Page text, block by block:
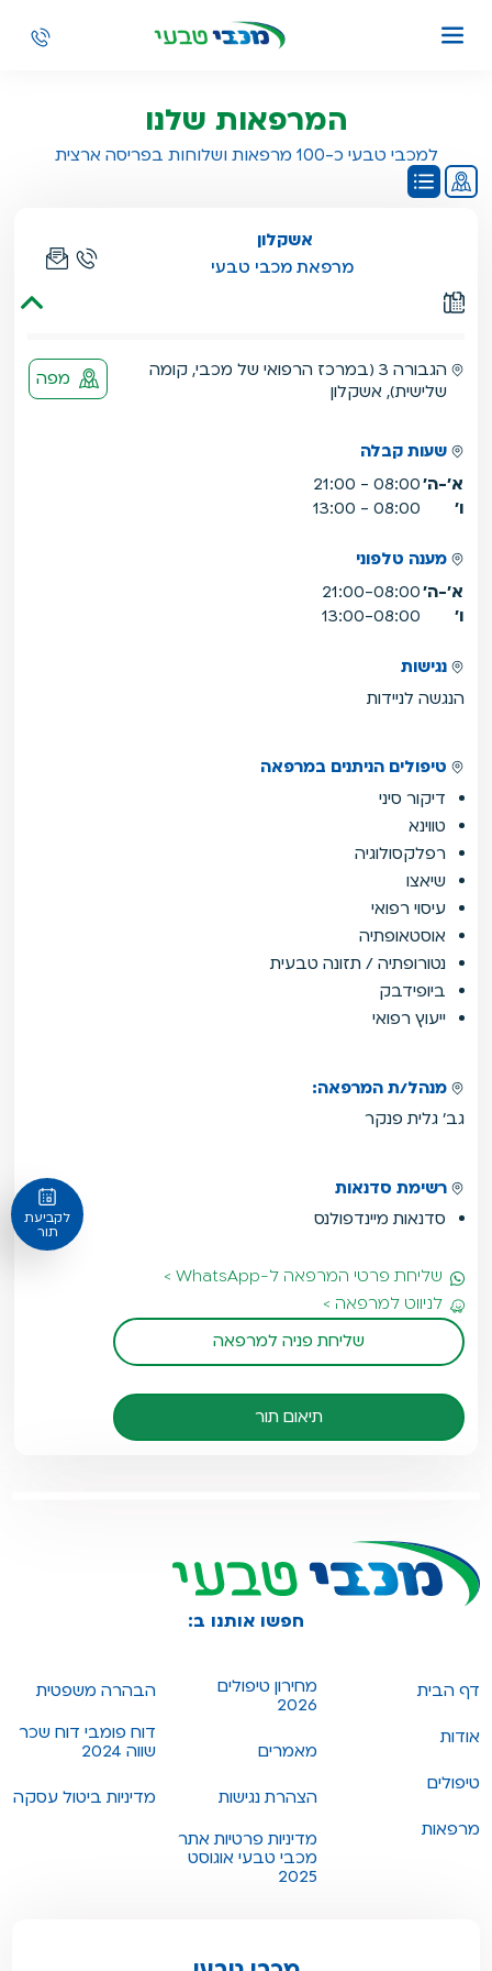
לקביעת
תור
המרפאות שלנו
למכבי טבעי כ-100 מרפאות ושלוחות בפריסה ארצית
אשקלון
מרפאת מכבי טבעי
הגבורה 3 (במרכז הרפואי של מכבי, קומה
שלישית), אשקלון
מפה
שעות קבלה
א'-ה'08:00 - 21:00
ו'
08:00 - 13:00
מענה טלפוני
א'-ה'21:00-08:00
ו'
13:00-08:00
נגישות
הנגשה לניידות
טיפולים הניתנים במרפאה
דיקור סיני
טווינא
רפלקסולוגיה
שיאצו
עיסוי רפואי
אוסטאופתיה
נטורופתיה / תזונה טבעית
ביופידבק
ייעוץ רפואי
מנהל/ת המרפאה:
גב' גלית פנקר
רשימת סדנאות
סדנאות מיינדפולנס
שליחת פרטי המרפאה ל-WhatsApp >
לניווט למרפאה >
שליחת פניה למרפאה
תיאום תור
התוכן הבא מסוג מפה,
תוכן זה אינו תוכן נגיש,
חפשו אותנו ב:
דף הבית
אודות
טיפולים
מרפאות
מחירון טיפולים
2026
מאמרים
הצהרת נגישות
מדיניות פרטיות אתר
מכבי טבעי אוגוסט
2025
הבהרה משפטית
דוח פומבי דוח שכר
שווה 2024
מדיניות ביטול עסקה